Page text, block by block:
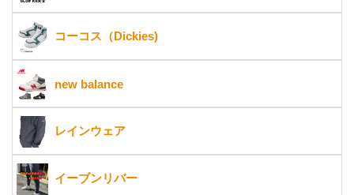
コーコス（Dickies)
new balance
レインウェア
イーブンリバー